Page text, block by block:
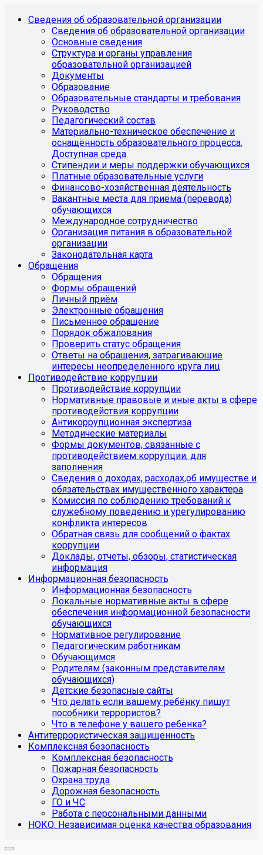
Сведения об образовательной организации
Сведения об образовательной организации
Основные сведения
Структура и органы управления
образовательной организацией
Документы
Образование
Образовательные стандарты и требования
Руководство
Педагогический состав
Материально-техническое обеспечение и
оснащённость образовательного процесса.
Доступная среда
Стипендии и меры поддержки обучающихся
Платные образовательные услуги
Финансово-хозяйственная деятельность
Вакантные места для приёма (перевода)
обучающихся
Международное сотрудничество
Организация питания в образовательной
организации
Законодательная карта
Обращения
Обращения
Формы обращений
Личный приём
Электронные обращения
Письменное обращение
Порядок обжалования
Проверить статус обращения
Ответы на обращения, затрагивающие
интересы неопределенного круга лиц
Противодействие коррупции
Противодействие коррупции
Нормативные правовые и иные акты в сфере
противодействия коррупции
Антикоррупционная экспертиза
Методические материалы
Формы документов, связанные с
противодействием коррупции, для
заполнения
Сведения о доходах, расходах,об имуществе и
обязательствах имущественного характера
Комиссия по соблюдению требований к
служебному поведению и урегулированию
конфликта интересов
Обратная связь для сообщений о фактах
коррупции
Доклады, отчеты, обзоры, статистическая
информация
Информационная безопасность
Информационная безопасность
Локальные нормативные акты в сфере
обеспечения информационной безопасности
обучающихся
Нормативное регулирование
Педагогическим работникам
Обучающимся
Родителям (законным представителям
обучающихся)
Детские безопасные сайты
Что делать если вашему ребёнку пишут
пособники террористов?
Что в телефоне у вашего ребенка?
Антитеррористическая защищенность
Комплексная безопасность
Комплексная безопасность
Пожарная безопасность
Охрана труда
Дорожная безопасность
ГО и ЧС
Работа с персональными данными
НОКО. Независимая оценка качества образования